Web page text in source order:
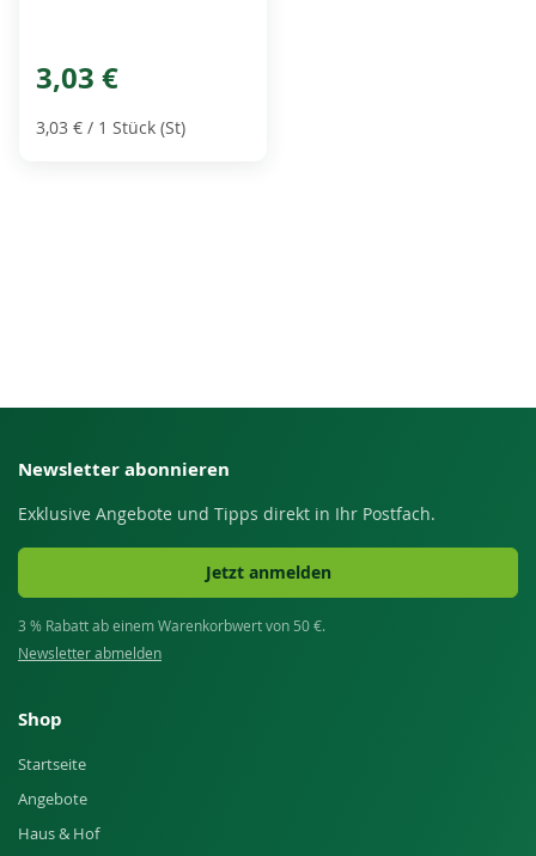
3,03 €
3,03 € / 1 Stück (St)
Newsletter abonnieren
Exklusive Angebote und Tipps direkt in Ihr Postfach.
Jetzt anmelden
3 % Rabatt ab einem Warenkorbwert von 50 €.
Newsletter abmelden
Shop
Startseite
Angebote
Haus & Hof